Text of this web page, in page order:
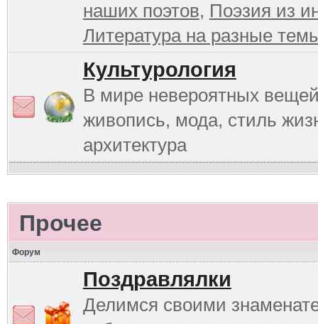
наших поэтов, Поэзия из
Литература на разные
Культурология
В мире невероятных
живопись, мода, стиль
архитектура
Прочее
Форум
Поздравлялки
Делимся своими